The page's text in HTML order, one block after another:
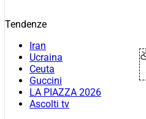
Tendenze
Iran
Ucraina
Ceuta
Guccini
LA PIAZZA 2026
Ascolti tv